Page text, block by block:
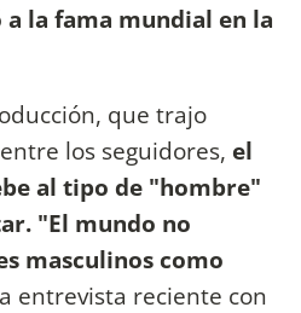
la fama mundial en la
que trajo
los seguidores, el
al tipo de "hombre"
"El mundo no
masculinos como
entrevista reciente con